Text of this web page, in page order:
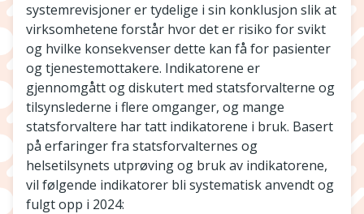
systemrevisjoner er tydelige i sin konklusjon slik at
virksomhetene forstår hvor det er risiko for svikt
og hvilke konsekvenser dette kan få for pasienter
og tjenestemottakere. Indikatorene er
gjennomgått og diskutert med statsforvalterne og
tilsynslederne i flere omganger, og mange
statsforvaltere har tatt indikatorene i bruk. Basert
på erfaringer fra statsforvalternes og
helsetilsynets utprøving og bruk av indikatorene,
vil følgende indikatorer bli systematisk anvendt og
fulgt opp i 2024: